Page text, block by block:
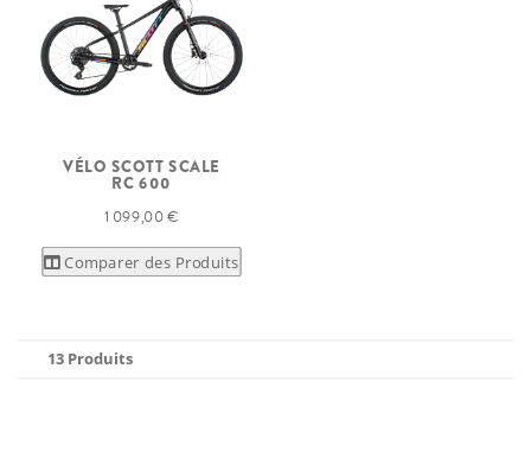
VÉLO SCOTT SCALE
RC 600
1 099,00 €
Comparer des Produits
13 Produits